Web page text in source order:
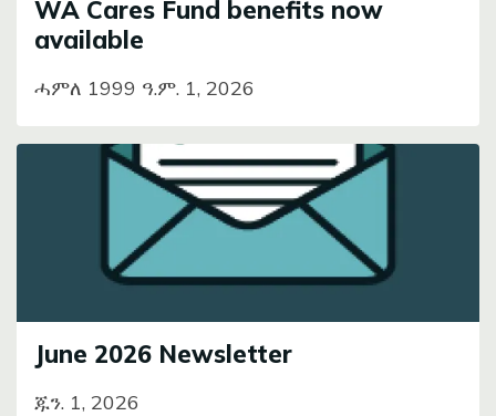
WA Cares Fund benefits now
available
ሓምለ 1999 ዓ.ም. 1, 2026
June 2026 Newsletter
ጁን. 1, 2026